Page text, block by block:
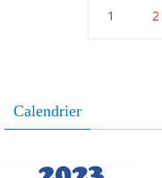
1 2
Calendrier